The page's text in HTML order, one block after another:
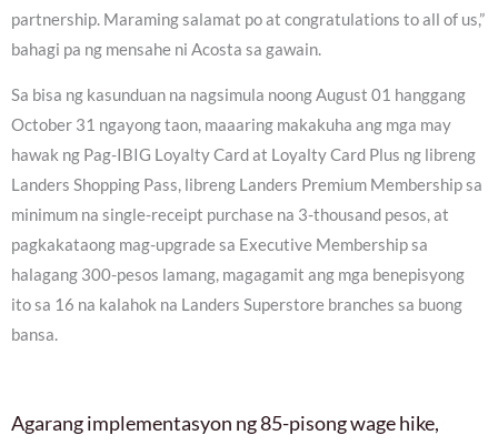
partnership. Maraming salamat po at congratulations to all of us,”
bahagi pa ng mensahe ni Acosta sa gawain.
Sa bisa ng kasunduan na nagsimula noong August 01 hanggang
October 31 ngayong taon, maaaring makakuha ang mga may
hawak ng Pag-IBIG Loyalty Card at Loyalty Card Plus ng libreng
Landers Shopping Pass, libreng Landers Premium Membership sa
minimum na single-receipt purchase na 3-thousand pesos, at
pagkakataong mag-upgrade sa Executive Membership sa
halagang 300-pesos lamang, magagamit ang mga benepisyong
ito sa 16 na kalahok na Landers Superstore branches sa buong
bansa.
Agarang implementasyon ng 85-pisong wage hike,